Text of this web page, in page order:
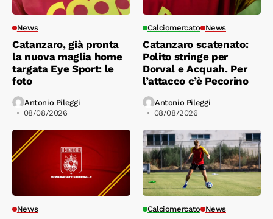
News
Catanzaro, già pronta
la nuova maglia home
targata Eye Sport: le
foto
Antonio Pileggi
08/08/2026
Calciomercato News
Catanzaro scatenato:
Polito stringe per
Dorval e Acquah. Per
l’attacco c’è Pecorino
Antonio Pileggi
08/08/2026
News Calciomercato News